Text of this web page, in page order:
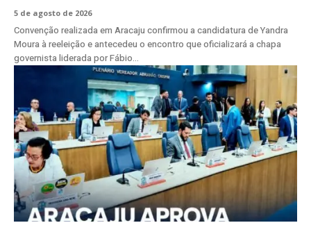
5 de agosto de 2026
Convenção realizada em Aracaju confirmou a candidatura de Yandra
Moura à reeleição e antecedeu o encontro que oficializará a chapa
governista liderada por Fábio...